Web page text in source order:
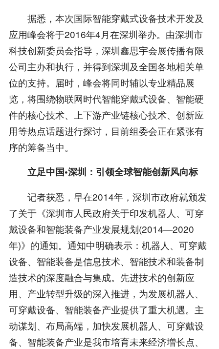
据悉，本次国际智能穿戴式设备技术开发及
应用峰会将于2016年4月在深圳举办。由深圳市
科技创新委员会指导，深圳鑫思宇会展传播有限
公司主办和执行，并得到深圳及全国各地相关单
位的支持。届时，峰会将同时辅以专业精品展
览，将围绕物联网时代智能穿戴式设备、智能硬
件的核心技术、上下游产业链核心技术、创新应
用等热点话题进行探讨，目前组委会正在紧张有
序的筹备当中。
立足中国•深圳：引领全球智能创新风向标
记者获悉，早在2014年，深圳市政府就颁发
了关于《深圳市人民政府关于印发机器人、可穿
戴设备和智能装备产业发展规划(2014—2020
年)》的通知。通知中明确表示：机器人、可穿戴
设备、智能装备是信息技术、智能技术和装备制
造技术的深度融合与集成。先进技术的创新应
用、产业转型升级的深入推进，为发展机器人、
可穿戴设备、智能装备产业提供了重大机遇。主
动谋划、布局高端，加快发展机器人、可穿戴设
备、智能装备产业是我市培育未来经济増长点、